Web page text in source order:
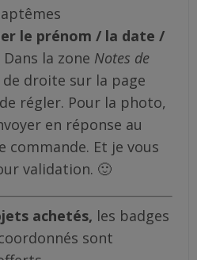
le prénom / la date /
Dans la zone Notes de
de droite sur la page
régler. Pour la photo,
en réponse au
Et je vous
validation. 🙂
achetés, les badges
sont